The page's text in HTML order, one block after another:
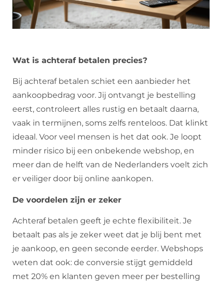
Wat is achteraf betalen precies?
Bij achteraf betalen schiet een aanbieder het
aankoopbedrag voor. Jij ontvangt je bestelling
eerst, controleert alles rustig en betaalt daarna,
vaak in termijnen, soms zelfs renteloos. Dat klinkt
ideaal. Voor veel mensen is het dat ook. Je loopt
minder risico bij een onbekende webshop, en
meer dan de helft van de Nederlanders voelt zich
er veiliger door bij online aankopen.
De voordelen zijn er zeker
Achteraf betalen geeft je echte flexibiliteit. Je
betaalt pas als je zeker weet dat je blij bent met
je aankoop, en geen seconde eerder. Webshops
weten dat ook: de conversie stijgt gemiddeld
met 20% en klanten geven meer per bestelling